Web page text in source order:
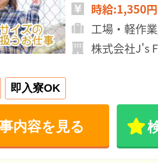
時給:1,350
工場・軽作
株式会社J's
即入寮OK
内容を見る